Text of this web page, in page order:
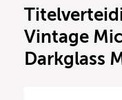
Vintage
Darkglass